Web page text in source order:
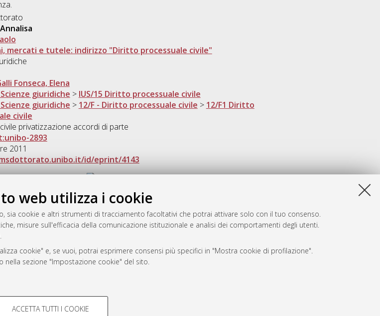
web utilizza i cookie
sia cookie e altri strumenti di tracciamento facoltativi che potrai attivare solo con il tuo consenso.
misure sull'efficacia della comunicazione istituzionale e analisi dei comportamenti degli utenti.
cookie" e, se vuoi, potrai esprimere consensi più specifici in "Mostra cookie di profilazione".
nella sezione "Impostazione cookie" del sito.
COOKIE TECNICI - NECESSARI
ACCETTA TUTTI I COOKIE
mercati e tutele: indirizzo "Diritto processuale civile"
Fonseca, Elena
giuridiche > IUS/15 Diritto processuale civile
giuridiche > 12/F - Diritto processuale civile > 12/F1 Diritto
civile
privatizzazione accordi di parte
2893
2011
id/eprint/4143